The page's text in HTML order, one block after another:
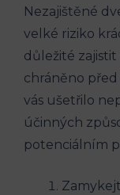
Nezajištěné​
velké riziko⁢
důležité zajistit
chráněno
vás ušetřilo
účinných
potenciálním